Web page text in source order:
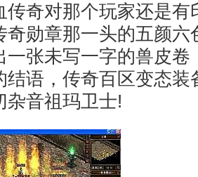
传奇对那个玩家还是有
奇勋章那一头的五颜六
一张未写一字的兽皮卷
结语，传奇百区变态装
杂音祖玛卫士!